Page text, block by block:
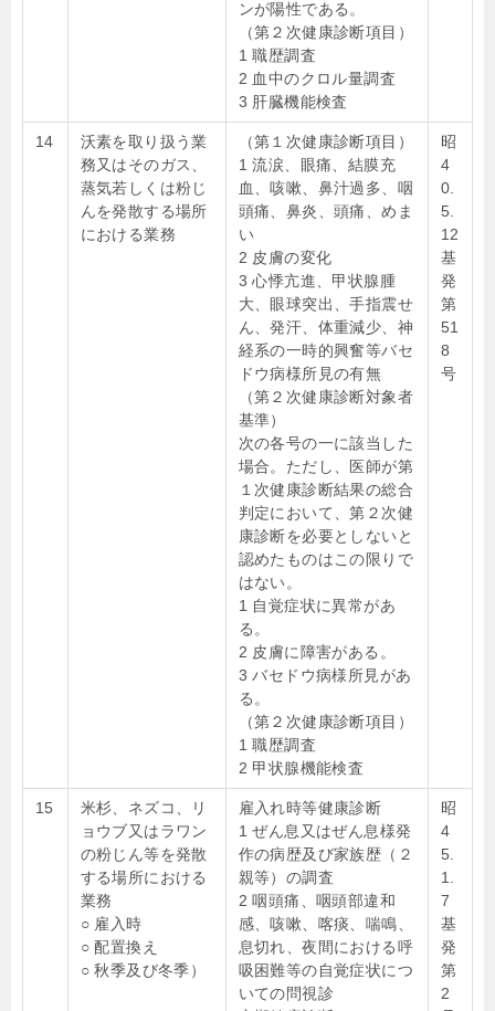
ンが陽性である。
（第２次健康診断項目）
1 職歴調査
2 血中のクロル量調査
3 肝臓機能検査
14
沃素を取り扱う業
務又はそのガス、
蒸気若しくは粉じ
んを発散する場所
における業務
（第１次健康診断項目）
1 流涙、眼痛、結膜充
血、咳嗽、鼻汁過多、咽
頭痛、鼻炎、頭痛、めま
い
2 皮膚の変化
3 心悸亢進、甲状腺腫
大、眼球突出、手指震せ
ん、発汗、体重減少、神
経系の一時的興奮等バセ
ドウ病様所見の有無
（第２次健康診断対象者
基準）
次の各号の一に該当した
場合。ただし、医師が第
１次健康診断結果の総合
判定において、第２次健
康診断を必要としないと
認めたものはこの限りで
はない。
1 自覚症状に異常があ
る。
2 皮膚に障害がある。
3 バセドウ病様所見があ
る。
（第２次健康診断項目）
1 職歴調査
2 甲状腺機能検査
昭
4
0.
5.
12
基
発
第
51
8
号
15
米杉、ネズコ、リ
ョウブ又はラワン
の粉じん等を発散
する場所における
業務
○ 雇入時
○ 配置換え
○ 秋季及び冬季）
雇入れ時等健康診断
1 ぜん息又はぜん息様発
作の病歴及び家族歴（２
親等）の調査
2 咽頭痛、咽頭部違和
感、咳嗽、喀痰、喘鳴、
息切れ、夜間における呼
吸困難等の自覚症状につ
いての問視診
昭
4
5.
1.
7
基
発
第
2